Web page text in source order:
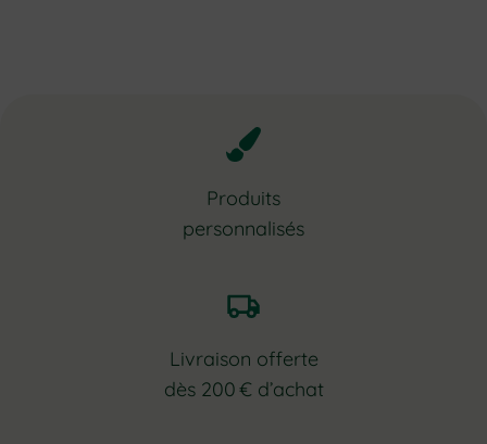
Produits
personnalisés
Livraison offerte
dès 200 € d’achat